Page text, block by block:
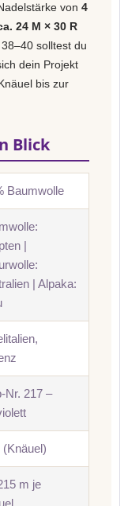
von 4
24 M × 30 R
38–40 solltest du
dein Projekt
bis zur
Blick
Baumwolle
|
| Alpaka:
Nr. 217 –
(Knäuel)
m je